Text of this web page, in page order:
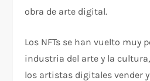
obra de arte digital.
Los NFTs se han vuelto muy
industria del arte y la
los artistas digitales vender